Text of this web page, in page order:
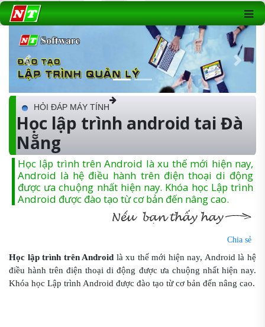
Previous Next
HỎI ĐÁP MÁY TÍNH
Học lập trình android tai Đà
Nẵng
Học lập trình trên Android là xu thế mới hiện nay,
Android là hệ điều hành trên điện thoại di động
được ưa chuộng nhất hiện nay. Khóa học Lập trình
Android được đào tạo từ cơ bản đến nâng cao.
Chia sẻ
Học lập trình trên Android là xu thế mới hiện nay, Android là hệ
điều hành trên điện thoại di động được ưa chuộng nhất hiện nay.
Khóa học Lập trình Android được đào tạo từ cơ bản đến nâng cao.